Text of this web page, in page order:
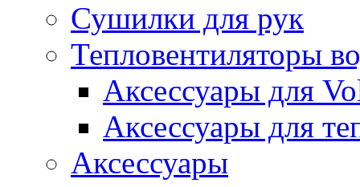
Сушилки для рук
Тепловентиляторы
Аксессуары для
Аксессуары для
Аксессуары